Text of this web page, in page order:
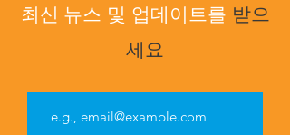
최신 뉴스 및 업데이트를 받으
세요